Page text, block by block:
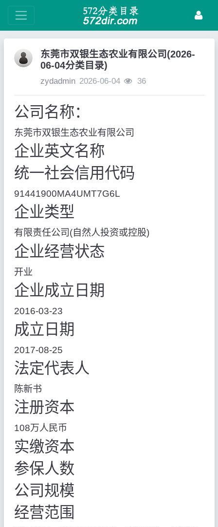
东莞市双银生态农业有限公司(2026-
06-04分类目录)
zydadmin 2026-06-04 36
公司名称：
东莞市双银生态农业有限公司
企业英文名称
统一社会信用代码
91441900MA4UMT7G6L
企业类型
有限责任公司(自然人投资或控股)
企业经营状态
开业
企业成立日期
2016-03-23
成立日期
2017-08-25
法定代表人
陈新书
注册资本
108万人民币
实缴资本
参保人数
公司规模
经营范围